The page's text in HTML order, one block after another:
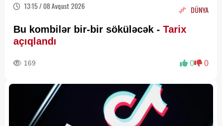
13:15 / 08 Avqust 2026 DÜNYA
Bu kombilər bir-bir söküləcək - Tarix
açıqlandı
169 0 0